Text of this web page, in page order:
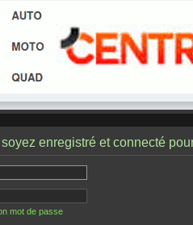
enregistré et connecté
mot de passe